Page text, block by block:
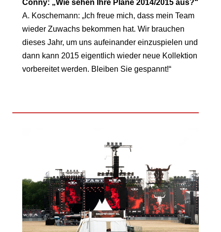
Conny: „Wie sehen Ihre Pläne 2014/2015 aus?“
A. Koschemann: „Ich freue mich, dass mein Team
wieder Zuwachs bekommen hat. Wir brauchen
dieses Jahr, um uns aufeinander einzuspielen und
dann kann 2015 eigentlich wieder neue Kollektion
vorbereitet werden. Bleiben Sie gespannt!“